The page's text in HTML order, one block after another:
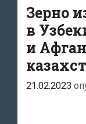
Зерно
в
и
21.02.2023